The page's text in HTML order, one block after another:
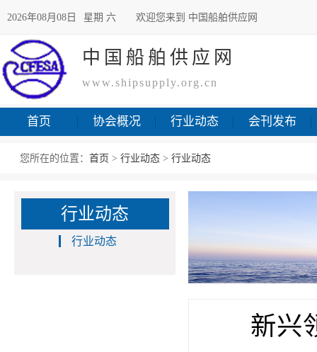
2026年08月08日 星期 六 欢迎您来到 中国船舶供应网
中国船舶供应网
www.shipsupply.org.cn
首页 协会概况 行业动态 会刊发布
您所在的位置： 首页 > 行业动态 > 行业动态
行业动态
行业动态
新兴